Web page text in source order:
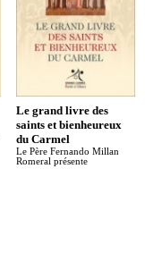
Le grand livre des
saints et bienheureux
du Carmel
Le Père Fernando Millan
Romeral présente